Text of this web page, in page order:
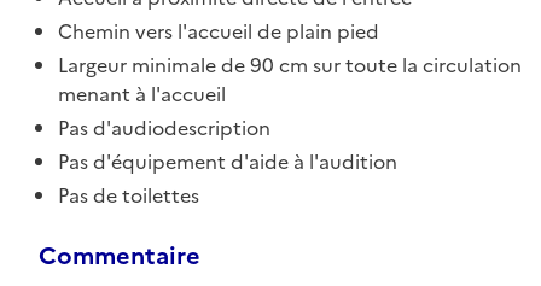
Chemin vers l'accueil de plain pied
Largeur minimale de 90 cm sur toute la circulation
menant à l'accueil
Pas d'audiodescription
Pas d'équipement d'aide à l'audition
Pas de toilettes
Commentaire